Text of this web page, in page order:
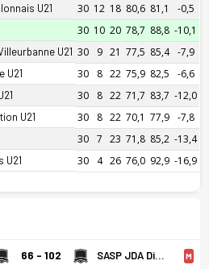
U21 30 12 18 80,6 81,1 -0,5
30 10 20 78,7 88,8 -10,1
U21 30 9 21 77,5 85,4 -7,9
U21 30 8 22 75,9 82,5 -6,6
30 8 22 71,7 83,7 -12,0
U21 30 8 22 70,1 77,9 -7,8
30 7 23 71,8 85,2 -13,4
U21 30 4 26 76,0 92,9 -16,9
66 - 102 SASP JDA Dijon Basket U21 M